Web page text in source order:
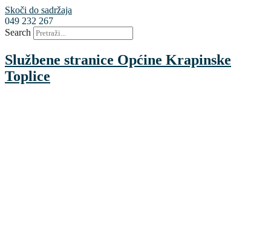
Skoči do sadržaja
049 232 267
Search
Službene stranice Općine Krapinske
Toplice